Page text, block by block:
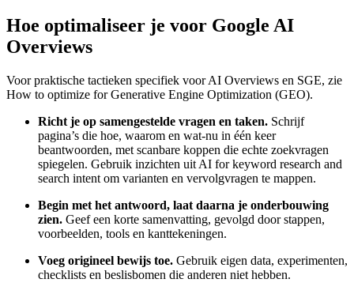
Hoe optimaliseer je voor Google AI
Overviews
Voor praktische tactieken specifiek voor AI Overviews en SGE, zie
How to optimize for Generative Engine Optimization (GEO).
Richt je op samengestelde vragen en taken. Schrijf
pagina’s die hoe, waarom en wat-nu in één keer
beantwoorden, met scanbare koppen die echte zoekvragen
spiegelen. Gebruik inzichten uit AI for keyword research and
search intent om varianten en vervolgvragen te mappen.
Begin met het antwoord, laat daarna je onderbouwing
zien. Geef een korte samenvatting, gevolgd door stappen,
voorbeelden, tools en kanttekeningen.
Voeg origineel bewijs toe. Gebruik eigen data, experimenten,
checklists en beslisbomen die anderen niet hebben.